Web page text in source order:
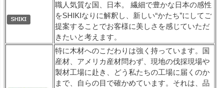
職人気質な国、日本。 繊細で豊かな日本の感性
をSHIKIなりに解釈し、新しい“かたち”にしてご
提案することでお客様に美しさを感じていただ
きたいと考えます。
特に木材へのこだわりは強く持っています。国
産材、アメリカ産材問わず、現地の伐採現場や
製材工場に赴き、どう私たちの工場に届くのか
まで、自らの目で確かめています。それは、品